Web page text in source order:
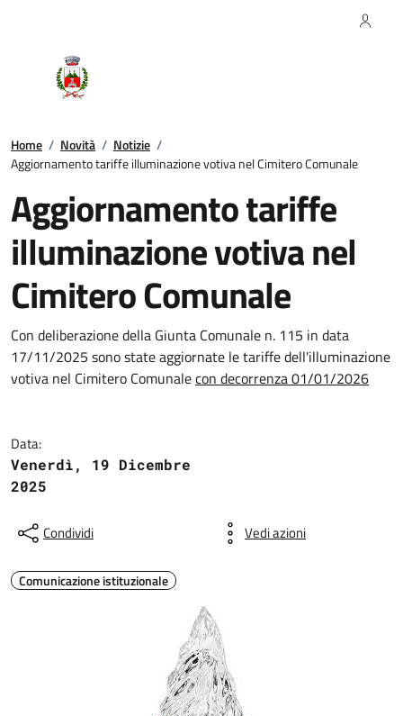
Home / Novità / Notizie /
Aggiornamento tariffe illuminazione votiva nel Cimitero Comunale
Aggiornamento tariffe
illuminazione votiva nel
Cimitero Comunale
Con deliberazione della Giunta Comunale n. 115 in data
17/11/2025 sono state aggiornate le tariffe dell'illuminazione
votiva nel Cimitero Comunalecon decorrenza 01/01/2026
Data:
Venerdì, 19 Dicembre
2025
Condividi Vedi azioni
Comunicazione istituzionale